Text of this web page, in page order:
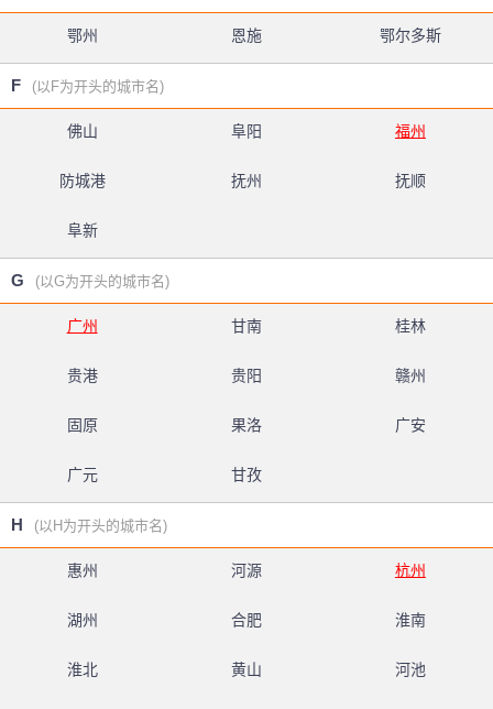
鄂州 恩施 鄂尔多斯
F (以F为开头的城市名)
佛山 阜阳 福州
防城港 抚州 抚顺
阜新
G (以G为开头的城市名)
广州 甘南 桂林
贵港 贵阳 赣州
固原 果洛 广安
广元 甘孜
H (以H为开头的城市名)
惠州 河源 杭州
湖州 合肥 淮南
淮北 黄山 河池